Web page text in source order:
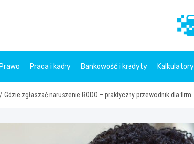
Prawo Praca i kadry Bankowość i kredyty Kalkulatory
Gdzie zgłaszać naruszenie RODO – praktyczny przewodnik dla firm